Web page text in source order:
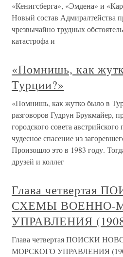
«Кенигсберга», «Эмдена» и
Новый состав Адмиралтейства
чрезвычайно трудных
катастрофа и
«Помнишь, как
Турции?»
«Помнишь, как жутко было в
разговоров Гудрун Брукмайер,
городского совета
чудесное спасение из
Произошло это в 1983 году.
друзей и коллег
Глава четвертая
СХЕМЫ ВОЕННО-
УПРАВЛЕНИЯ
Глава четвертая ПОИСКИ
МОРСКОГО УПРАВЛЕНИЯ